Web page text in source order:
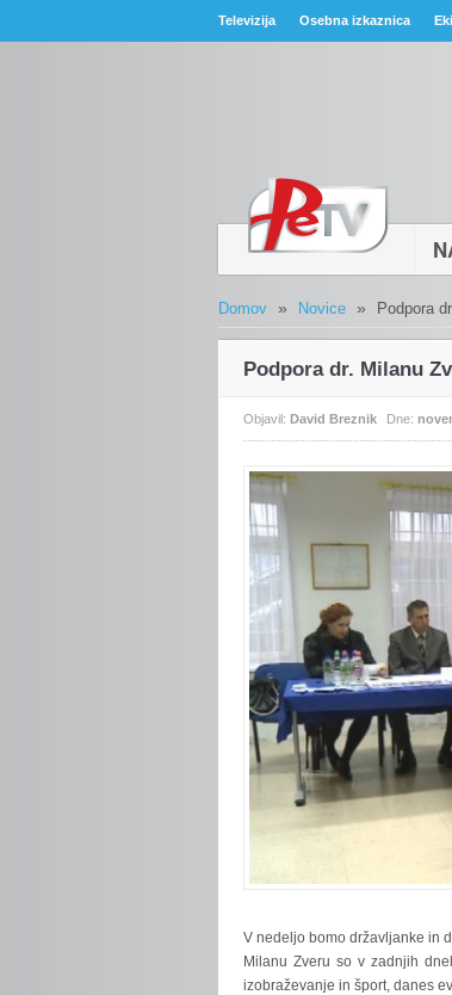
Televizija Osebna izkaznica
Domov » Novice » Podpora
Podpora dr. Milanu
Objavil: David Breznik Dne:
V nedeljo bomo državljanke in
Milanu Zveru so v zadnjih
izobraževanje in šport, danes